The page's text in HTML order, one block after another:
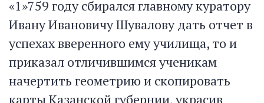
«1»759 году сбирался главному куратору
Ивану Ивановичу Шувалову дать отчет в
успехах вверенного ему училища, то и
приказал отличившимся ученикам
начертить геометрию и скопировать
карты Казанской губернии, украсив